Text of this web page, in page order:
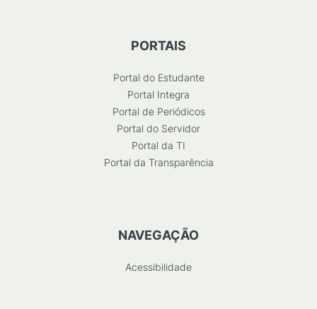
PORTAIS
Portal do Estudante
Portal Integra
Portal de Periódicos
Portal do Servidor
Portal da TI
Portal da Transparência
NAVEGAÇÃO
Acessibilidade